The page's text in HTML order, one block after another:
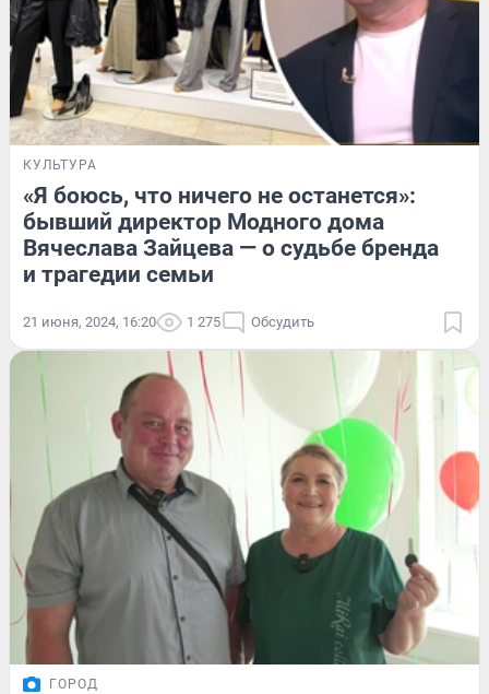
КУЛЬТУРА
«Я боюсь, что ничего не останется»:
бывший директор Модного дома
Вячеслава Зайцева — о судьбе бренда
и трагедии семьи
21 июня, 2024, 16:20 1 275 Обсудить
ГОРОД